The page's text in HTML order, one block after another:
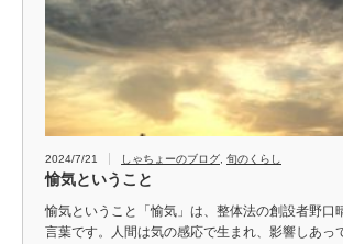
2024/7/21 しゃちょーのブログ 旬のくらし
愉気ということ
愉気ということ「愉気」は、整体法の創設者野口
言葉です。人間は気の感応で生まれ、影響しあっ